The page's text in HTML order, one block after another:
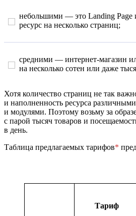
небольшими — это Landing Page
ресурс на несколько страниц;
средними — интернет-магазин
на несколько сотен или даже
Хотя количество страниц не так
и наполненность ресурса
и модулями. Поэтому возьму за
с парой тысяч товаров и
в день.
Таблица предлагаемых тарифов*
Тариф